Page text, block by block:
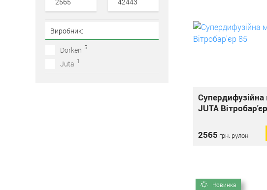
Виробник:
Dorken 5
Juta 1
JUTA
2565 грн. рулон
Новинка